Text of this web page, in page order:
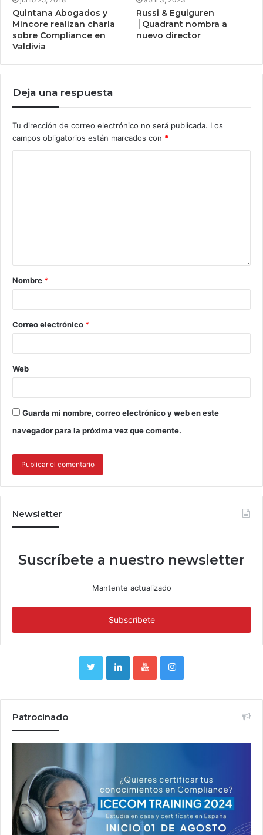
Quintana Abogados y
Mincore realizan charla
sobre Compliance en
Valdivia
Russi & Eguiguren
│Quadrant nombra a
nuevo director
Deja una respuesta
Tu dirección de correo electrónico no será publicada. Los
campos obligatorios están marcados con *
Nombre *
Correo electrónico *
Web
Guarda mi nombre, correo electrónico y web en este
navegador para la próxima vez que comente.
Newsletter
Suscríbete a nuestro newsletter
Mantente actualizado
Patrocinado